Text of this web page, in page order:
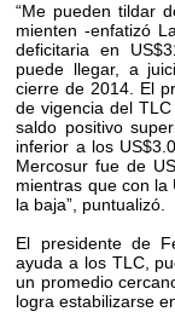
“Me pueden tildar
mienten -enfatizó
deficitaria en
puede llegar, a
cierre de 2014. El
de vigencia del
saldo positivo
inferior a los
Mercosur fue de
mientras que con la
la baja”, puntualizó.
El presidente de
ayuda a los TLC,
un promedio
logra estabilizarse